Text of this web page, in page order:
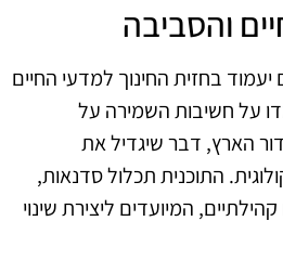
והסביבה
יעמוד בחזית החינוך למדעי החיים
על חשיבות השמירה על
הארץ, דבר שיגדיל את
התוכנית תכלול סדנאות,
המיועדים ליצירת שינוי